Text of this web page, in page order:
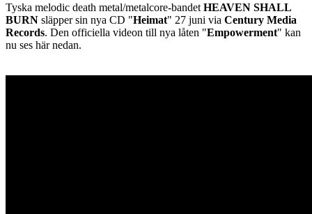
Tyska melodic death metal/metalcore-bandet HEAVEN SHALL
BURN släpper sin nya CD "Heimat" 27 juni via Century Media
Records. Den officiella videon till nya låten "Empowerment" kan
nu ses här nedan.